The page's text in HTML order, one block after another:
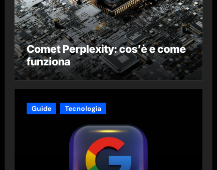
Comet Perplexity: cos’è e come
funziona
Guide Tecnologia